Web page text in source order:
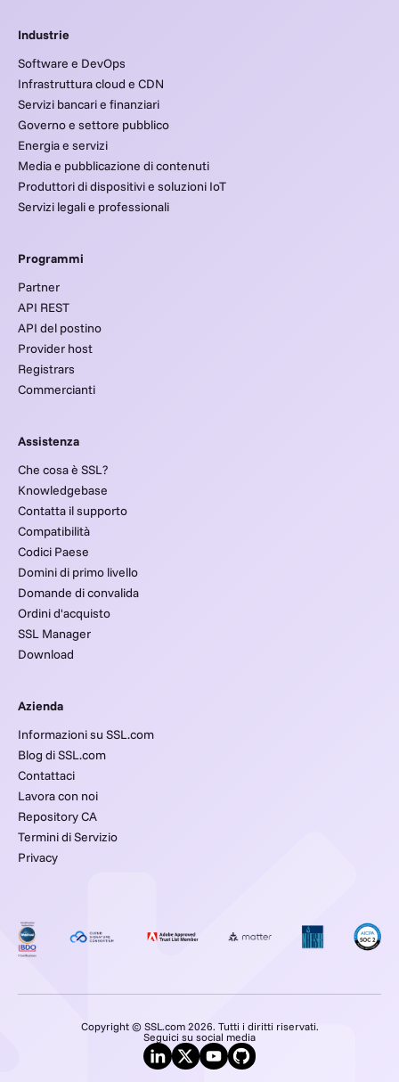
Industrie
Software e DevOps
Infrastruttura cloud e CDN
Servizi bancari e finanziari
Governo e settore pubblico
Energia e servizi
Media e pubblicazione di contenuti
Produttori di dispositivi e soluzioni IoT
Servizi legali e professionali
Programmi
Partner
API REST
API del postino
Provider host
Registrars
Commercianti
Assistenza
Che cosa è SSL?
Knowledgebase
Contatta il supporto
Compatibilità
Codici Paese
Domini di primo livello
Domande di convalida
Ordini d'acquisto
SSL Manager
Download
Azienda
Informazioni su SSL.com
Blog di SSL.com
Contattaci
Lavora con noi
Repository CA
Termini di Servizio
Privacy
Copyright © SSL.com 2026. Tutti i diritti riservati.
Seguici su social media